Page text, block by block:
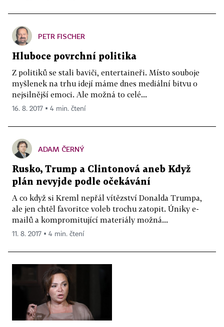
PETR FISCHER
Hluboce povrchní politika
Z politiků se stali baviči, entertaineři. Místo souboje
myšlenek na trhu idejí máme dnes mediální bitvu o
nejsilnější emoci. Ale možná to celé...
16. 8. 2017 ▪ 4 min. čtení
ADAM ČERNÝ
Rusko, Trump a Clintonová aneb Když
plán nevyjde podle očekávání
A co když si Kreml nepřál vítězství Donalda Trumpa,
ale jen chtěl favoritce voleb trochu zatopit. Úniky e-
mailů a kompromitující materiály možná...
11. 8. 2017 ▪ 4 min. čtení